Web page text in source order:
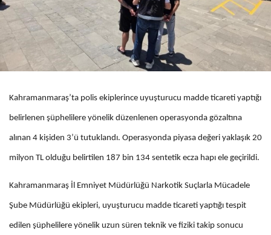
Kahramanmaraş’ta polis ekiplerince uyuşturucu madde ticareti yaptığı
belirlenen şüphelilere yönelik düzenlenen operasyonda gözaltına
alınan 4 kişiden 3’ü tutuklandı. Operasyonda piyasa değeri yaklaşık 20
milyon TL olduğu belirtilen 187 bin 134 sentetik ecza hapı ele geçirildi.
Kahramanmaraş İl Emniyet Müdürlüğü Narkotik Suçlarla Mücadele
Şube Müdürlüğü ekipleri, uyuşturucu madde ticareti yaptığı tespit
edilen şüphelilere yönelik uzun süren teknik ve fiziki takip sonucu